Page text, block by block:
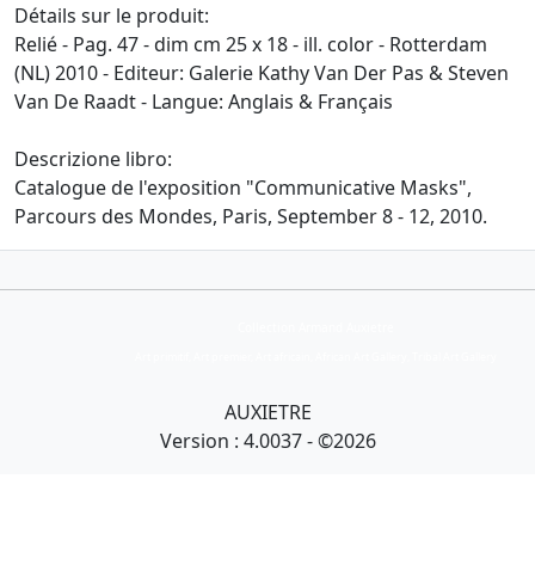
Détails sur le produit:
Relié - Pag. 47 - dim cm 25 x 18 - ill. color - Rotterdam
(NL) 2010 - Editeur: Galerie Kathy Van Der Pas & Steven
Van De Raadt - Langue: Anglais & Français
Descrizione libro:
Catalogue de l'exposition "Communicative Masks",
Parcours des Mondes, Paris, September 8 - 12, 2010.
AUXIETRE
Version : 4.0037 - ©2026